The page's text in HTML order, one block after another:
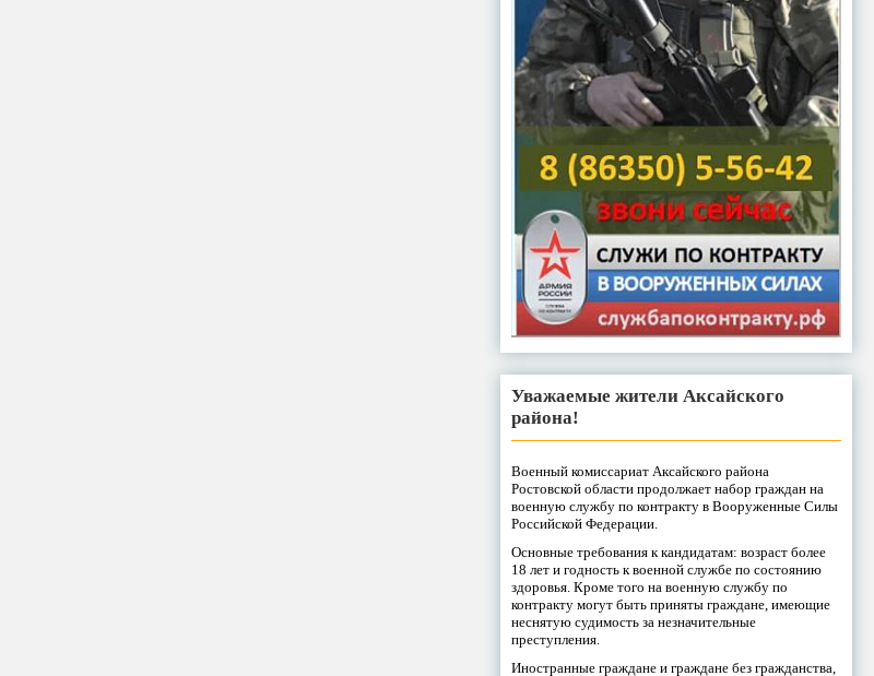
Уважаемые жители Аксайского
района!
Военный комиссариат Аксайского района
Ростовской области продолжает набор граждан на
военную службу по контракту в Вооруженные Силы
Российской Федерации.
Основные требования к кандидатам: возраст более
18 лет и годность к военной службе по состоянию
здоровья. Кроме того на военную службу по
контракту могут быть приняты граждане, имеющие
неснятую судимость за незначительные
преступления.
Иностранные граждане и граждане без гражданства,